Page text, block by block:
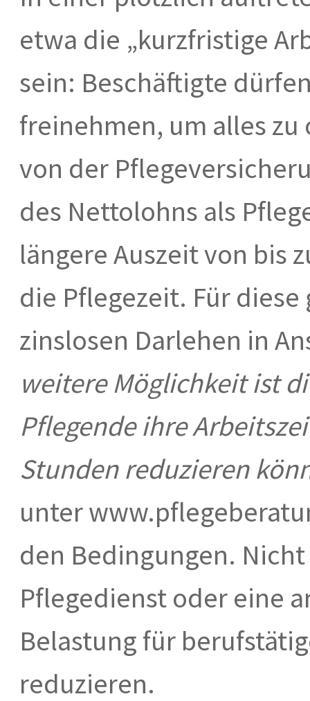
etwa die „kurzfristige
sein: Beschäftigte
freinehmen, um alles
von der
des Nettolohns als
längere Auszeit von bis
die Pflegezeit. Für
zinslosen Darlehen in
weitere Möglichkeit ist
Pflegende ihre
Stunden reduzieren
unter
den Bedingungen.
Pflegedienst oder eine
Belastung für
reduzieren.